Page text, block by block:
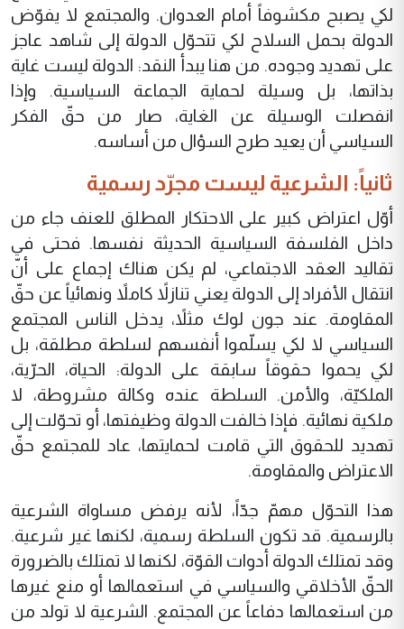
لكي يصبح مكشوفاً أمام العدوان. والمجتمع لا يفوّض
الدولة بحمل السلاح لكي تتحوّل الدولة إلى شاهد عاجز
على تهديد وجوده. من هنا يبدأ النقد: الدولة ليست غاية
بذاتها، بل وسيلة لحماية الجماعة السياسية. وإذا
انفصلت الوسيلة عن الغاية، صار من حقّ الفكر
السياسي أن يعيد طرح السؤال من أساسه.
ثانياً: الشرعية ليست مجرّد رسمية
أوّل اعتراض كبير على الاحتكار المطلق للعنف جاء من
داخل الفلسفة السياسية الحديثة نفسها. فحتى في
تقاليد العقد الاجتماعي، لم يكن هناك إجماع على أنّ
انتقال الأفراد إلى الدولة يعني تنازلاً كاملاً ونهائياً عن حقّ
المقاومة. عند جون لوك مثلاً، يدخل الناس المجتمع
السياسي لا لكي يسلّموا أنفسهم لسلطة مطلقة، بل
لكي يحموا حقوقاً سابقة على الدولة: الحياة، الحرّية،
الملكيّة، والأمن. السلطة عنده وكالة مشروطة، لا
ملكية نهائية. فإذا خالفت الدولة وظيفتها، أو تحوّلت إلى
تهديد للحقوق التي قامت لحمايتها، عاد للمجتمع حقّ
الاعتراض والمقاومة.
هذا التحوّل مهمّ جدّاً، لأنه يرفض مساواة الشرعية
بالرسمية. قد تكون السلطة رسمية، لكنها غير شرعية.
وقد تمتلك الدولة أدوات القوّة، لكنها لا تمتلك بالضرورة
الحقّ الأخلاقي والسياسي في استعمالها أو منع غيرها
من استعمالها دفاعاً عن المجتمع. الشرعية لا تولد من